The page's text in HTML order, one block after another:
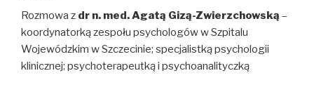
Rozmowa z dr n. med. Agatą Gizą-Zwierzchowską –
koordynatorką zespołu psychologów w Szpitalu
Wojewódzkim w Szczecinie; specjalistką psychologii
klinicznej; psychoterapeutką i psychoanalityczką